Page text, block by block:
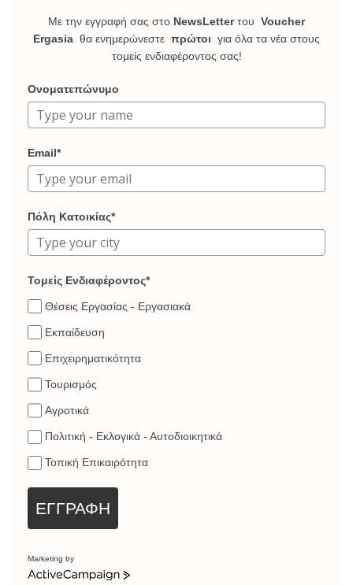
Με την εγγραφή σας στο NewsLetterτου Voucher
Ergasia θα ενημερώνεστε πρώτοι για όλα τα νέα στους
τομείς ενδιαφέροντος σας!
Ονοματεπώνυμο
Email*
Πόλη Κατοικίας*
Τομείς Ενδιαφέροντος*
Θέσεις Εργασίας - Εργασιακά
Εκπαίδευση
Επιχειρηματικότητα
Τουρισμός
Αγροτικά
Πολιτική - Εκλογικά - Αυτοδιοικητικά
Τοπική Επικαιρότητα
ΕΓΓΡΑΦΗ
Marketing by